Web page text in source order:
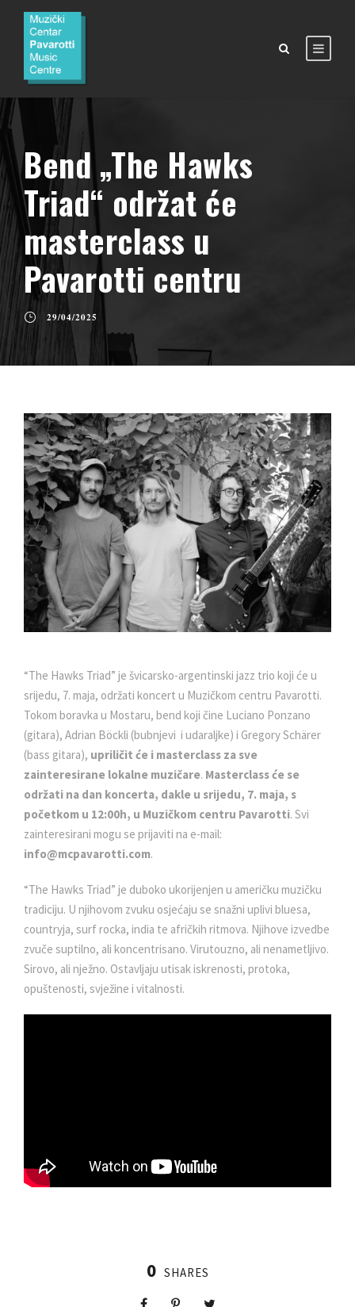
Bend „The Hawks
Triad“ održat će
masterclass u
Pavarotti centru
29/04/2025
“The Hawks Triad” je švicarsko-argentinski jazz trio koji će u
srijedu, 7. maja, održati koncert u Muzičkom centru Pavarotti.
Tokom boravka u Mostaru, bend koji čine Luciano Ponzano
(gitara), Adrian Böckli (bubnjevi i udaraljke) i Gregory Schärer
(bass gitara), upriličit će i masterclass za sve
zainteresirane lokalne muzičare. Masterclass će se
održati na dan koncerta, dakle u srijedu, 7. maja, s
početkom u 12:00h, u Muzičkom centru Pavarotti. Svi
zainteresirani mogu se prijaviti na e-mail:
info@mcpavarotti.com.
“The Hawks Triad” je duboko ukorijenjen u američku muzičku
tradiciju. U njihovom zvuku osjećaju se snažni uplivi bluesa,
countryja, surf rocka, india te afričkih ritmova. Njihove izvedbe
zvuče suptilno, ali koncentrisano. Virutouzno, ali nenametljivo.
Sirovo, ali nježno. Ostavljaju utisak iskrenosti, protoka,
opuštenosti, svježine i vitalnosti.
0 SHARES